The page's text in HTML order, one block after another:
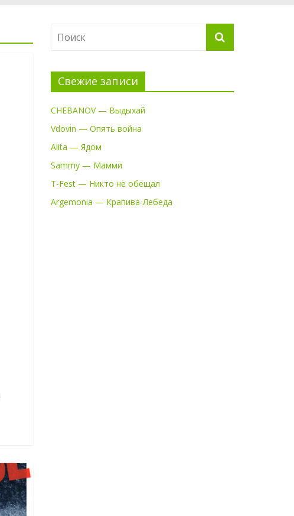
Свежие записи
CHEBANOV — Выдыхай
Vdovin — Опять война
Alita — Ядом
Sammy — Мамми
T-Fest — Никто не обещал
Argemonia — Крапива-Лебеда